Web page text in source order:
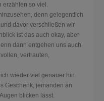
erzählen so viel.
denn gelegentlich
davor verschließen wir
ist das auch okay, aber
dann entgehen uns auch
vertrauten,
wieder viel genauer hin.
Geschenk, jemanden an
blicken lässt.